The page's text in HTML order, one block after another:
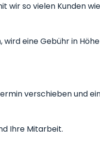
wir so vielen Kunden
eine Gebühr in Höhe
verschieben und
Ihre Mitarbeit.